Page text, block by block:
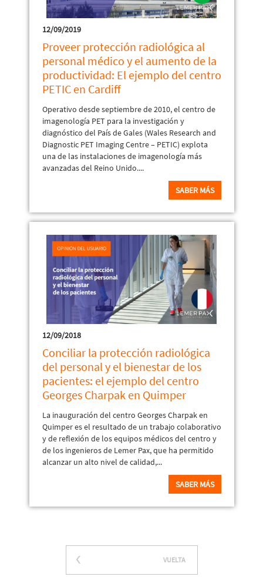
12/09/2019
Proveer protección radiológica al
personal médico y el aumento de la
productividad: El ejemplo del centro
PETIC en Cardiff
Operativo desde septiembre de 2010, el centro de
imagenología PET para la investigación y
diagnóstico del País de Gales (Wales Research and
Diagnostic PET Imaging Centre – PETIC) explota
una de las instalaciones de imagenología más
avanzadas del Reino Unido....
SABER MÁS
12/09/2018
Conciliar la protección radiológica
del personal y el bienestar de los
pacientes: el ejemplo del centro
Georges Charpak en Quimper
La inauguración del centro Georges Charpak en
Quimper es el resultado de un trabajo colaborativo
y de reflexión de los equipos médicos del centro y
de los ingenieros de Lemer Pax, que ha permitido
alcanzar un alto nivel de calidad,...
SABER MÁS
VUELTA